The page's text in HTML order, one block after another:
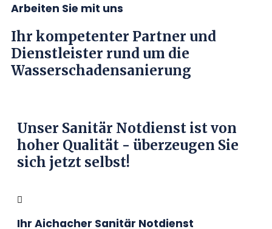
Arbeiten Sie mit uns
Ihr kompetenter Partner und
Dienstleister rund um die
Wasserschadensanierung
Unser Sanitär Notdienst ist von
hoher Qualität - überzeugen Sie
sich jetzt selbst!
Ihr Aichacher Sanitär Notdienst